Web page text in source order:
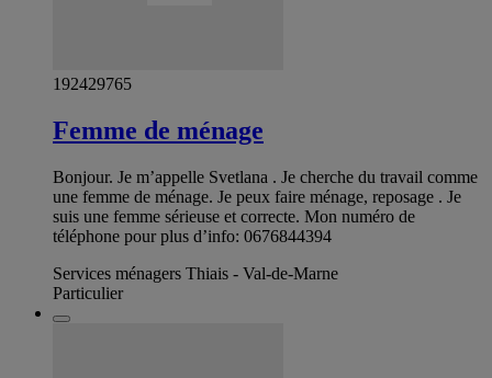
192429765
Femme de ménage
Bonjour. Je m’appelle Svetlana . Je cherche du travail comme
une femme de ménage. Je peux faire ménage, reposage . Je
suis une femme sérieuse et correcte. Mon numéro de
téléphone pour plus d’info: 0676844394
Services ménagers Thiais - Val-de-Marne
Particulier